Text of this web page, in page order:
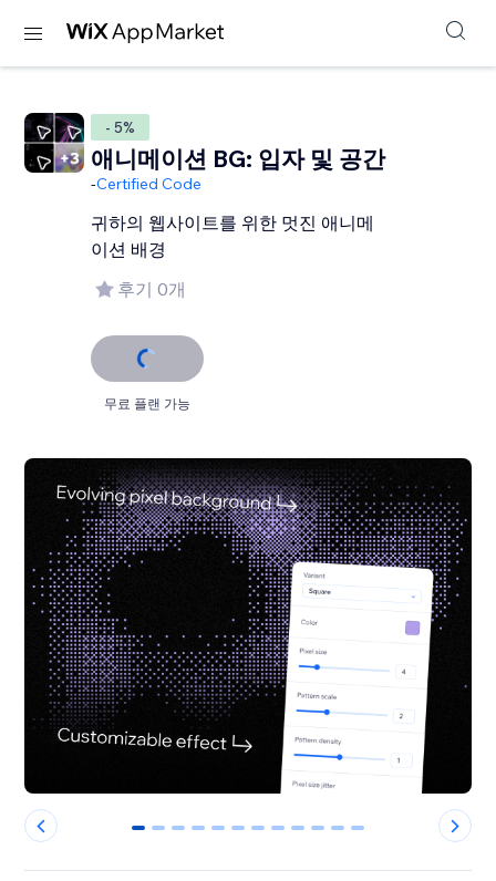
- 5%
애니메이션 BG: 입자 및 공간
-Certified Code
귀하의 웹사이트를 위한 멋진 애니메
이션 배경
후기 0개
무료 플랜 가능
0 1 2 3 4 5 6 7 8 9 10 11